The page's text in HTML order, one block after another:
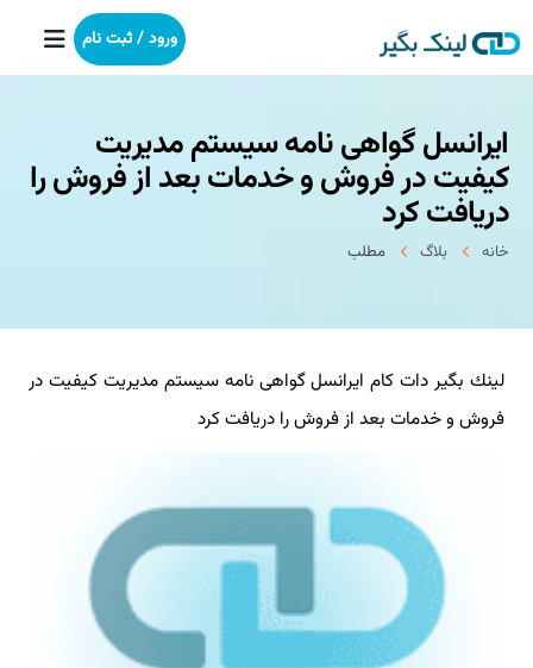
خانه
بکلینک
رپورتاژآگهی
خدمات ما
درباره ما
ورود / ثبت نام
ایرانسل گواهی نامه سیستم مدیریت
كیفیت در فروش و خدمات بعد از فروش را
دریافت كرد
خانه بلاگ مطلب
لینك بگیر دات كام ایرانسل گواهی نامه سیستم مدیریت كیفیت در
فروش و خدمات بعد از فروش را دریافت كرد